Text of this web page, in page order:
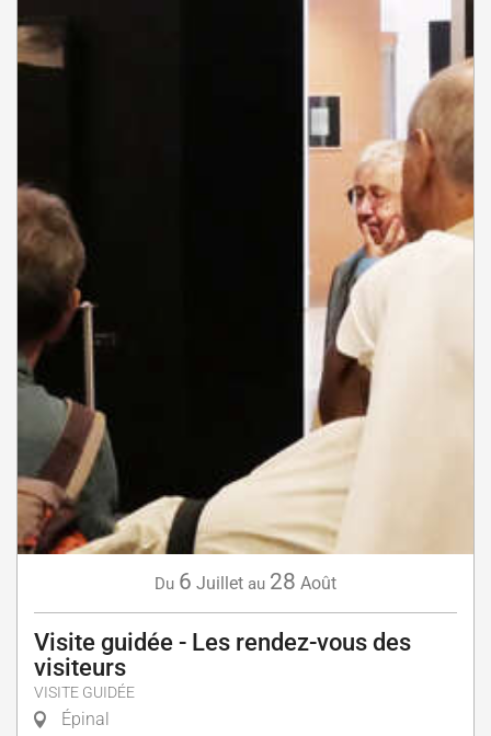
Du 6 Juillet au 28 Août
Visite guidée - Les rendez-vous des
visiteurs
VISITE GUIDÉE
Épinal